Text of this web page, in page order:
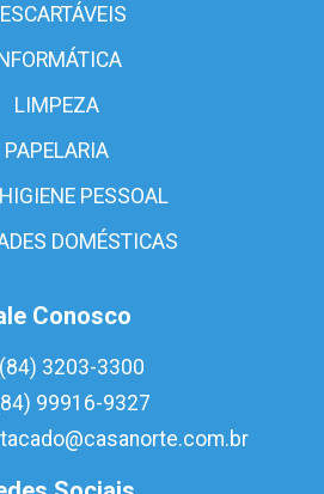
LIMPEZA
PAPELARIA
PESSOAL
DOMÉSTICAS
Conosco
(84) 3203-3300
99916-9327